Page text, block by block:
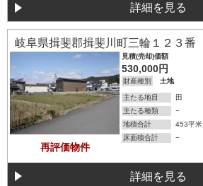
詳細を見る
岐阜県揖斐郡揖斐川町三輪１２３番
再評価物件
見積(売却)価額
530,000円
財産種別 土地
主たる地目
田
主たる種類
−
地積合計
453平米
床面積合計
−
詳細を見る